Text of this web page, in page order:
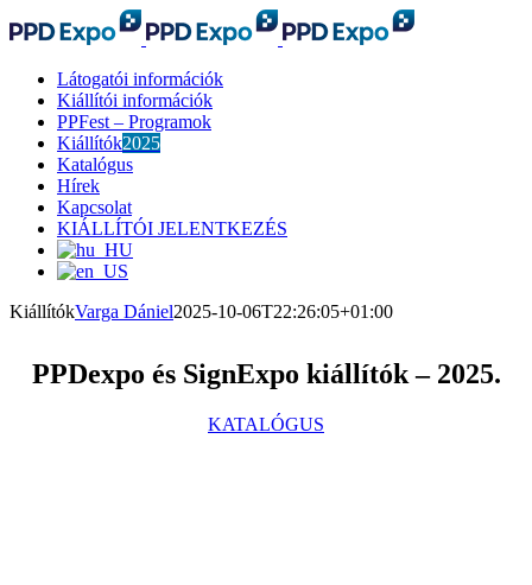
Kihagyás
Látogatói információk
Kiállítói információk
PPFest – Programok
Kiállítók2025
Katalógus
Hírek
Kapcsolat
KIÁLLÍTÓI JELENTKEZÉS
KiállítókVarga Dániel2025-10-06T22:26:05+01:00
PPDexpo és SignExpo kiállítók – 2025.
KATALÓGUS